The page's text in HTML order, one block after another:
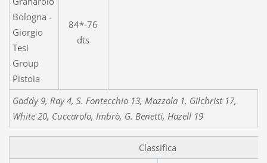
Bologna -
Giorgio
Tesi
Group
Pistoia
84*-76
dts
Gaddy 9, Ray 4, S. Fontecchio 13, Mazzola 1, Gilchrist 17,
White 20, Cuccarolo, Imbrò, G. Benetti, Hazell 19
Classifica